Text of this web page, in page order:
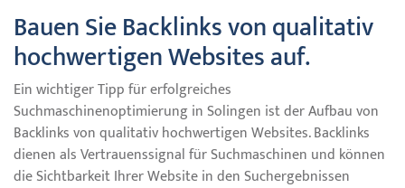
Bauen Sie Backlinks von qualitativ
hochwertigen Websites auf.
Ein wichtiger Tipp für erfolgreiches
Suchmaschinenoptimierung in Solingen ist der Aufbau von
Backlinks von qualitativ hochwertigen Websites. Backlinks
dienen als Vertrauenssignal für Suchmaschinen und können
die Sichtbarkeit Ihrer Website in den Suchergebnissen